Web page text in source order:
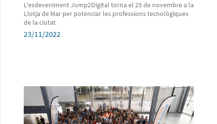
L'esdeveniment Jump2Digital torna el 25 de novembre a la
Llotja de Mar per potenciar les professions tecnològiques
de la ciutat
23/11/2022